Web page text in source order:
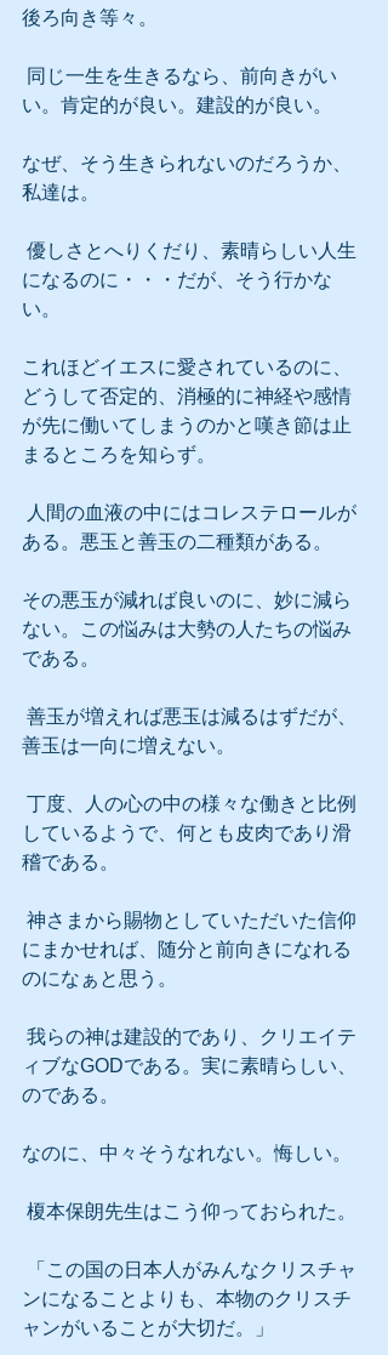
後ろ向き等々。
い。肯定的が良い。建設的が良い。
なぜ、そう生きられないのだろうか、
私達は。
になるのに・・・だが、そう行かな
い。
これほどイエスに愛されているのに、
どうして否定的、消極的に神経や感情
が先に働いてしまうのかと嘆き節は止
まるところを知らず。
ある。悪玉と善玉の二種類がある。
その悪玉が減れば良いのに、妙に減ら
ない。この悩みは大勢の人たちの悩み
である。
善玉は一向に増えない。
しているようで、何とも皮肉であり滑
稽である。
にまかせれば、随分と前向きになれる
のになぁと思う。
ィブなGODである。実に素晴らしい、
のである。
なのに、中々そうなれない。悔しい。
榎本保朗先生はこう仰っておられた。
ンになることよりも、本物のクリスチ
ャンがいることが大切だ。」